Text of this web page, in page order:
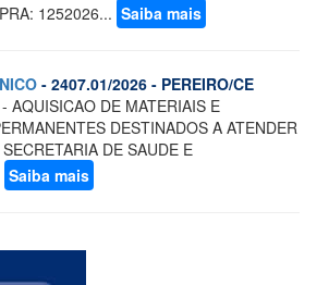
1252026... Saiba mais
- 2407.01/2026 - PEREIRO/CE
AQUISICAO DE MATERIAIS E
DESTINADOS A ATENDER
DE SAUDE E
Saiba mais